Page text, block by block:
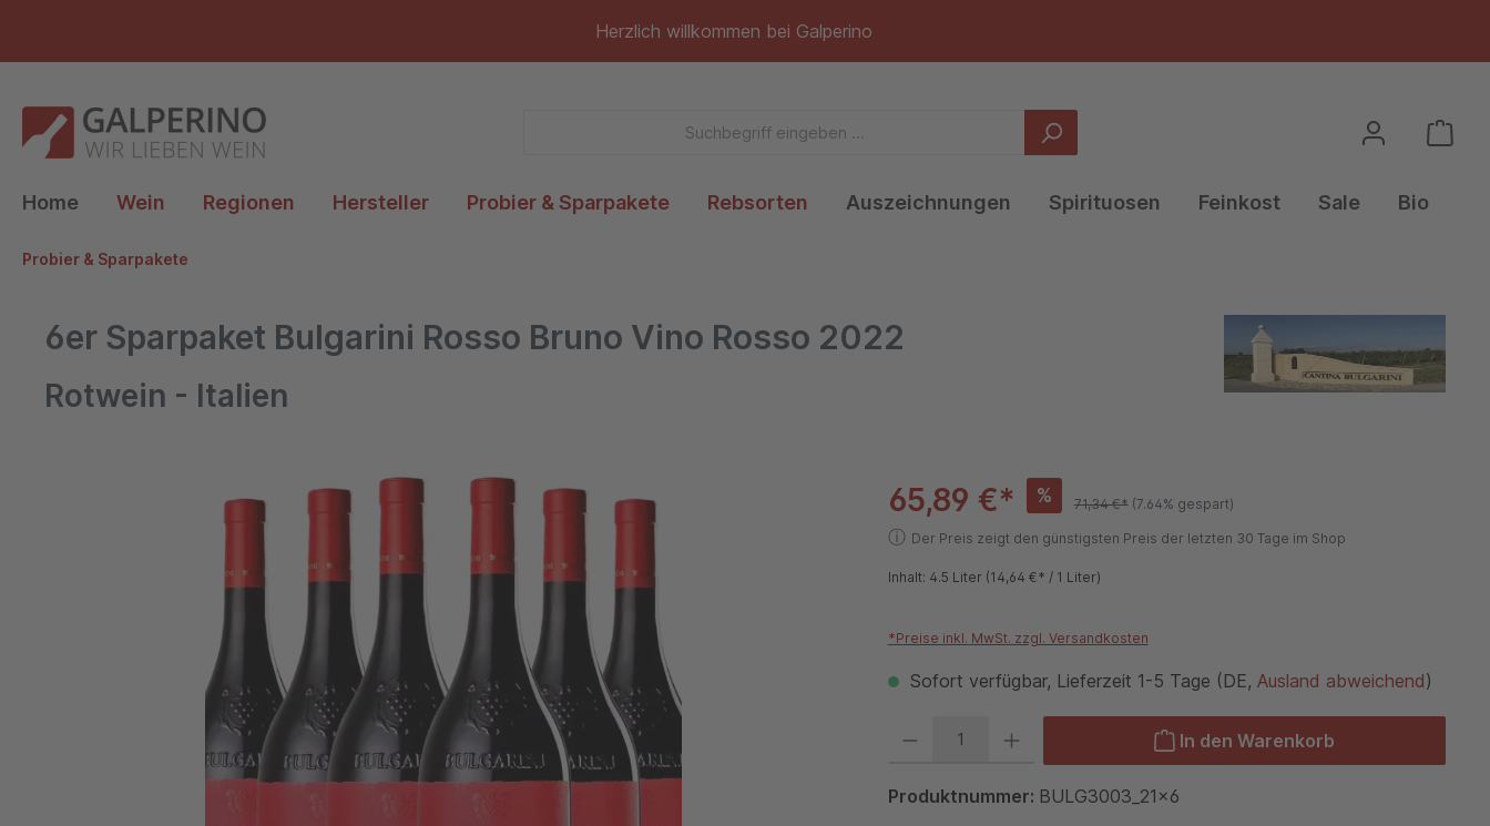
Herzlich willkommen bei Galperino
Home Wein Regionen Hersteller Probier & Sparpakete Rebsorten Auszeichnungen Spirituosen Feinkost Sale Bio
Probier & Sparpakete
6er Sparpaket Bulgarini Rosso Bruno Vino Rosso 2022
Rotwein - Italien
65,89 €* % 71,34 €* (7.64% gespart)
ⓘ Der Preis zeigt den günstigsten Preis der letzten 30 Tage im Shop
Inhalt: 4.5 Liter (14,64 €* / 1 Liter)
*Preise inkl. MwSt. zzgl. Versandkosten
Sofort verfügbar, Lieferzeit 1-5 Tage (DE, Ausland abweichend)
In den Warenkorb
Produktnummer: BULG3003_21x6